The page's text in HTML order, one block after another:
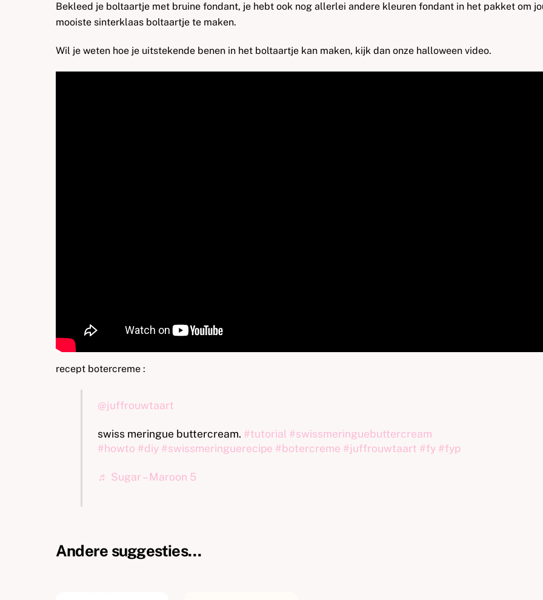
Bekleed je boltaartje met bruine fondant, je hebt ook nog allerlei andere kleuren fondant in het pakket om
mooiste sinterklaas boltaartje te maken.
Wil je weten hoe je uitstekende benen in het boltaartje kan maken, kijk dan onze halloween video.
recept botercreme :
@juffrouwtaart
swiss meringue buttercream. #tutorial #swissmeringuebuttercream
#howto #diy #swissmeringuerecipe #botercreme #juffrouwtaart #fy #fyp
♬ Sugar – Maroon 5
Andere suggesties…